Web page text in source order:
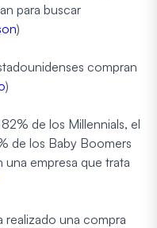
para buscar
)
compran
)
de los Millennials, el
de los Baby Boomers
empresa que trata
una compra